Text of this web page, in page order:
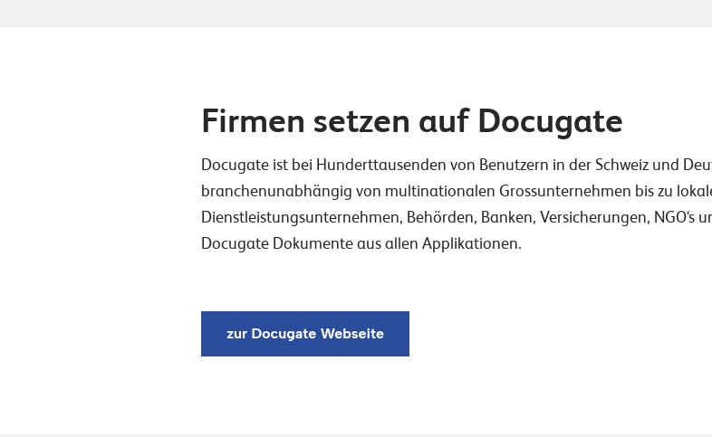
Firmen setzen auf Docugate
Docugate ist bei Hunderttausenden von Benutzern in der Schweiz und
branchenunabhängig von multinationalen Grossunternehmen bis zu
Dienstleistungsunternehmen, Behörden, Banken, Versicherungen, NGO‘s
Docugate Dokumente aus allen Applikationen.